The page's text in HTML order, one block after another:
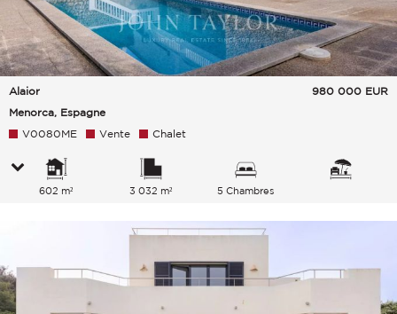
Alaior
Menorca, Espagne
980 000 EUR
V0080ME Vente Chalet
602 m² 3 032 m² 5 Chambres